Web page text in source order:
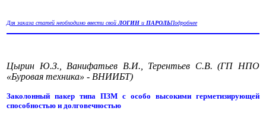
Для заказа статей необходимо ввести свойЛОГИН и ПАРОЛЬПодробнее
Цырин Ю.З., Ванифатьев В.И., Терентьев С.В. (ГП НПО
«Буровая техника» - ВНИИБТ)
Заколонный пакер типа ПЗМ с особо высокими герметизирующей
способностью и долговечностью